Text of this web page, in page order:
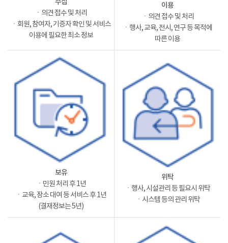
수집
ㆍ의견 접수 및 처리
ㆍ회원, 참여자, 기증자 확인 및 서비스
이용에 필요한 최소 정보
이용
ㆍ의견 접수 및 처리
ㆍ행사, 교육, 전시, 연구 등 목적에
따른 이용
보유
ㆍ민원 처리 후 1년
ㆍ교육, 장소 대여 등 서비스 후 1년
(결재정보는 5년)
위탁
ㆍ행사, 시설관리 등 필요시 위탁
ㆍ시스템 등의 관리 위탁